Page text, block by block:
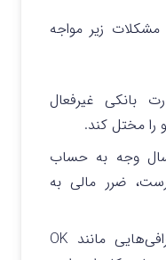
مشکلات زیر مواجه
بانکی غیرفعال
را مختل کند.
وجه به حساب
ضرر مالی به
عدم انطباق با KYC: صرافی‌هایی مانند OK